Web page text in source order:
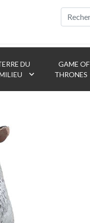
DU
keyboard_arrow_down
GAME OF
THRONES